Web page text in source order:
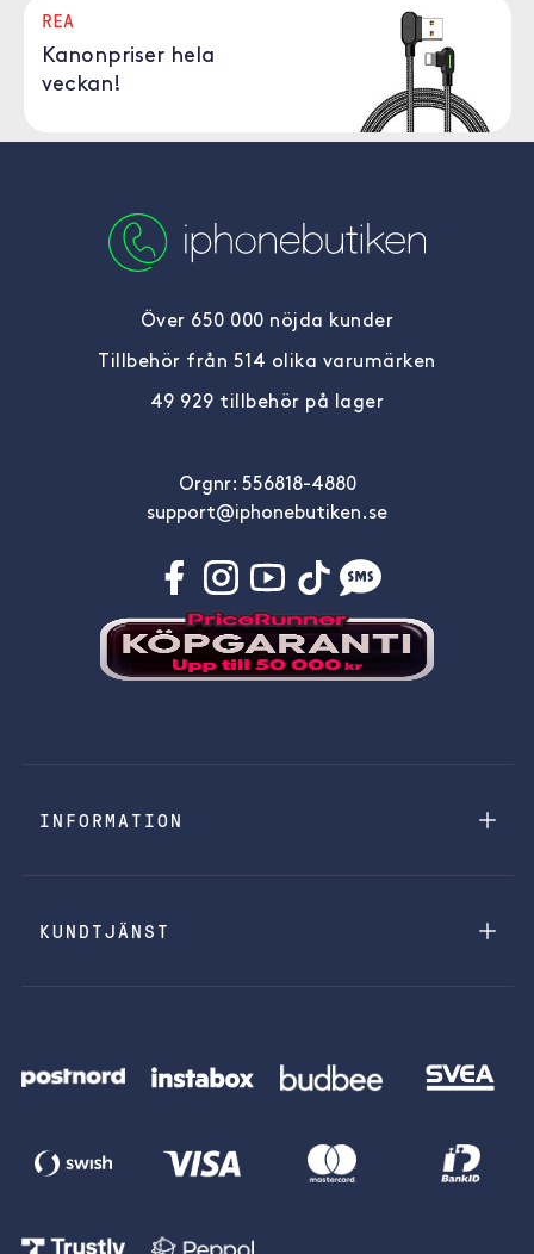
REA
Kanonpriser hela
veckan!
Över 650 000 nöjda kunder
Tillbehör från 514 olika varumärken
49 929 tillbehör på lager
Orgnr: 556818-4880
support@iphonebutiken.se
INFORMATION
KUNDTJÄNST